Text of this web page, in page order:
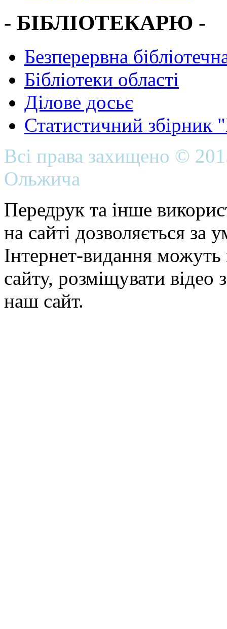
- БІБЛІОТЕКАРЮ -
Безперервна
Бібліотеки області
Ділове досьє
Статистичний
Всі права захищено ©
Ольжича
Передрук та інше
на сайті дозволяється
Інтернет-видання можуть
сайту, розміщувати відео
наш сайт.